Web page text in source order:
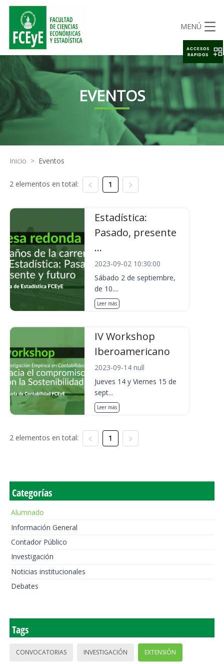
MENÚ
EVENTOS
Inicio > Eventos
2 elementos en total: 1
Estadística:
Pasado, presente
...
2023-09-02 10:30:00
Sábado 2 de septiembre,
de 10....
Leer más
IV Workshop
Iberoamericano
2023-09-14 null
Jueves 14 y Viernes 15 de
sept...
Leer más
2 elementos en total: 1
Categorías
Alumnado
Información General
Contador Público
Investigación
Noticias institucionales
Debates
Tags
CONVOCATORIAS INVESTIGACIÓN EXTENSIÓN
ACCESOS
RAPIDOS